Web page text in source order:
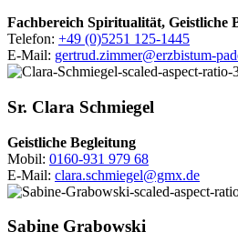
Fachbereich Spiritualität, Geistliche
Telefon: +49 (0)5251 125-1445
E-Mail: gertrud.zimmer@erzbistum-
Sr. Clara Schmiegel
Geistliche Begleitung
Mobil: 0160-931 979 68
E-Mail: clara.schmiegel@gmx.de
Sabine Grabowski